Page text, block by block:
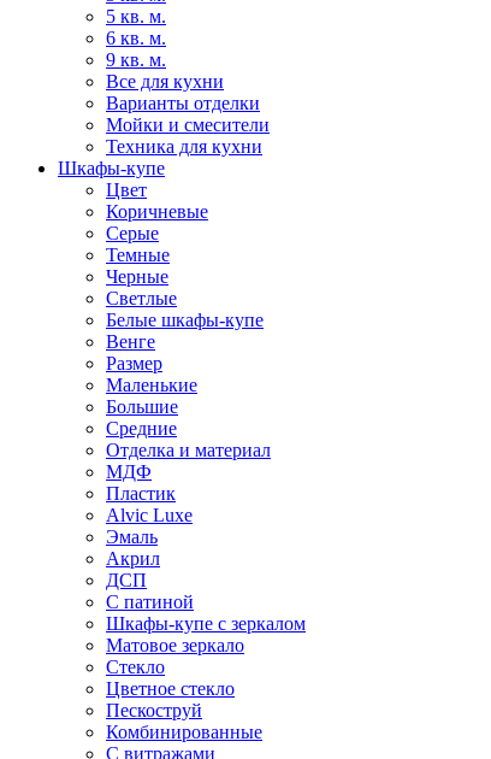
5 кв. м.
6 кв. м.
9 кв. м.
Все для кухни
Варианты отделки
Мойки и смесители
Техника для кухни
Шкафы-купе
Цвет
Коричневые
Серые
Темные
Черные
Светлые
Белые шкафы-купе
Венге
Размер
Маленькие
Большие
Средние
Отделка и материал
МДФ
Пластик
Alvic Luxe
Эмаль
Акрил
ДСП
С патиной
Шкафы-купе с зеркалом
Матовое зеркало
Стекло
Цветное стекло
Пескоструй
Комбинированные
С витражами